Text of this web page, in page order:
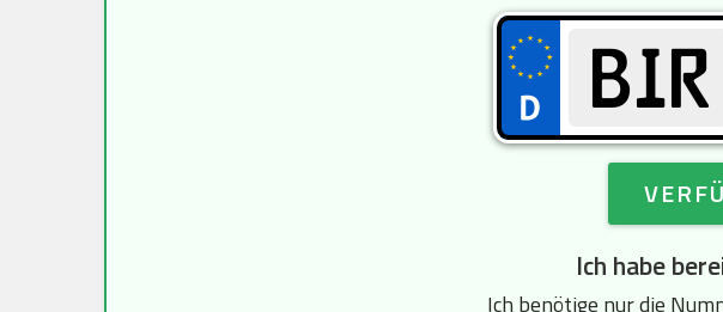
Ich habe
Ich benötige nur die